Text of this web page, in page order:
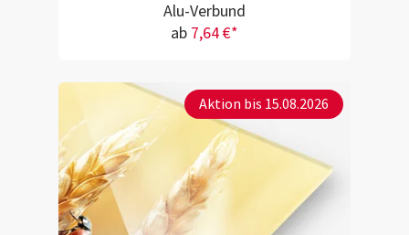
Alu-Verbund
ab 7,64 €*
Aktion bis 15.08.2026